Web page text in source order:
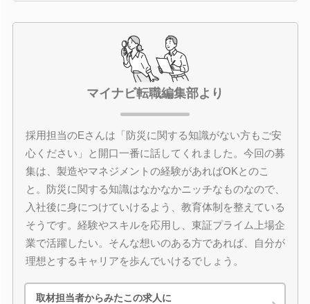
マイナビ転職編集部より
採用担当のEさんは「防災に関する知識がない方もご安
心ください」と開口一番に話してくれました。今回の募
集は、製造やマネジメントの経験があればOKとのこ
と。防災に関する知識はなかなかニッチなものなので、
入社後に身につけていけるよう、教育体制を整えている
そうです。経験やスキルを応用し、東証プライム上場企
業で活躍したい。そんな想いのある方であれば、自分が
理想とするキャリアを歩んでいけるでしょう。
取材担当者からみたこの求人に